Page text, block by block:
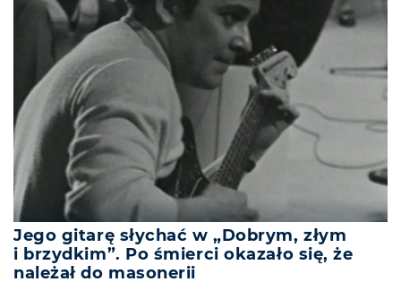
Jego gitarę słychać w „Dobrym, złym
i brzydkim”. Po śmierci okazało się, że
należał do masonerii